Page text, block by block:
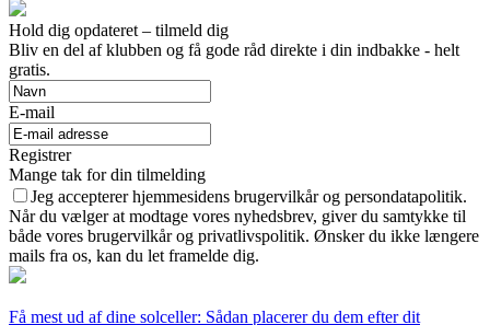
Hold dig opdateret – tilmeld dig
Bliv en del af klubben og få gode råd direkte i din indbakke - helt
gratis.
E-mail
Registrer
Mange tak for din tilmelding
Jeg accepterer hjemmesidens brugervilkår og persondatapolitik.
Når du vælger at modtage vores nyhedsbrev, giver du samtykke til
både vores brugervilkår og privatlivspolitik. Ønsker du ikke længere
mails fra os, kan du let framelde dig.
Få mest ud af dine solceller: Sådan placerer du dem efter dit